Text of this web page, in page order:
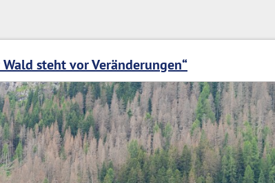
steht vor Veränderungen“